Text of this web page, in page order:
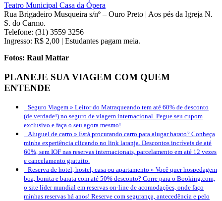
Teatro Municipal Casa da Ópera
Rua Brigadeiro Musqueira s/nº – Ouro Preto | Aos pés da Igreja N.
S. do Carmo.
Telefone: (31) 3559 3256
Ingresso: R$ 2,00 | Estudantes pagam meia.
Fotos: Raul Mattar
PLANEJE SUA VIAGEM COM QUEM
ENTENDE
Seguro Viagem » Leitor do Matraqueando tem até 60% de desconto
(de verdade!) no seguro de viagem internacional. Pegue seu cupom
exclusivo e faça o seu agora mesmo!
Aluguel de carro » Está procurando carro para alugar barato? Conheça
minha experiência clicando no link laranja. Descontos incríveis de até
60%, sem IOF nas reservas internacionais, parcelamento em até 12 vezes
e cancelamento gratuito.
Reserva de hotel, hostel, casa ou apartamento » Você quer hospedagem
boa, bonita e barata com até 50% desconto? Corre para o Booking.com,
o site líder mundial em reservas on-line de acomodações, onde faço
minhas reservas há anos! Reserve com segurança, antecedência e pelo